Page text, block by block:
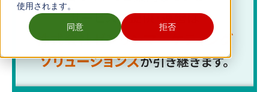
使用されます。
同意 拒否